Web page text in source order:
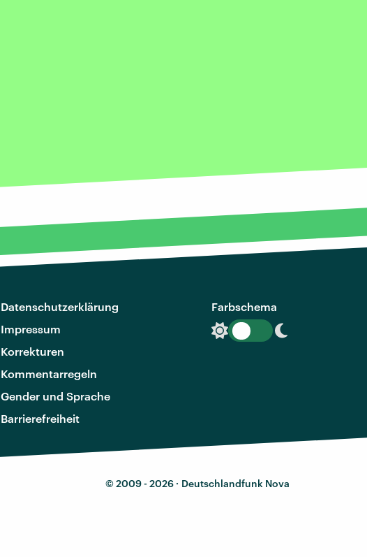
Datenschutzerklärung
Impressum
Korrekturen
Kommentarregeln
Gender und Sprache
Barrierefreiheit
Farbschema
© 2009 - 2026 · Deutschlandfunk Nova